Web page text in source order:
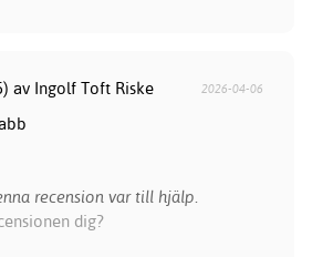
av Ingolf Toft Riske 2026-04-06
recension var till hjälp.
dig?